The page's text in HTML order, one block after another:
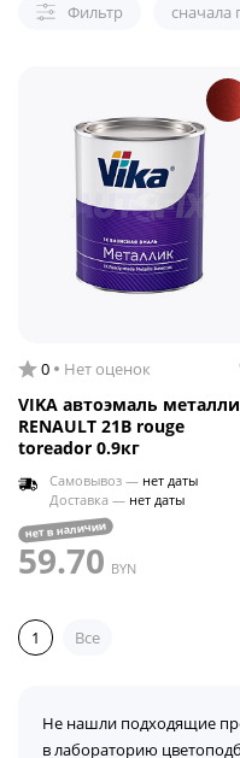
Фильтр сначала
0 Нет оценок
VIKA автоэмаль
RENAULT 21B rouge
toreador 0.9кг
Самовывоз — нет даты
Доставка — нет даты
нет в наличии
59.70 BYN
1 Все
Не нашли подходящие
в лабораторию